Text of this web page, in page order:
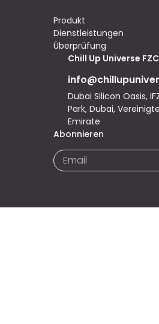
Produkt
Dienstleistungen
Überprüfung
Chill Up Universe
Dubai Silicon Oasis,
Park, Dubai,
Emirate
Abonnieren